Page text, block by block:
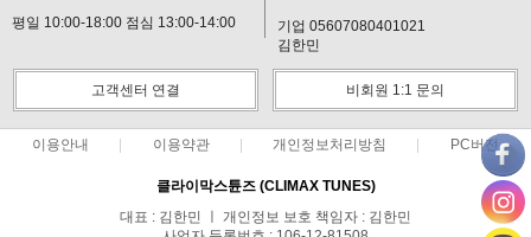
평일 10:00-18:00 점심 13:00-14:00
기업 05607080401021
김한민
고객센터 연결 비회원 1:1 문의
이용안내 이용약관 개인정보처리방침 PC버전
클라이막스튠즈 (CLIMAX TUNES)
대표 : 김한민 ㅣ 개인정보 보호 책임자 : 김한민